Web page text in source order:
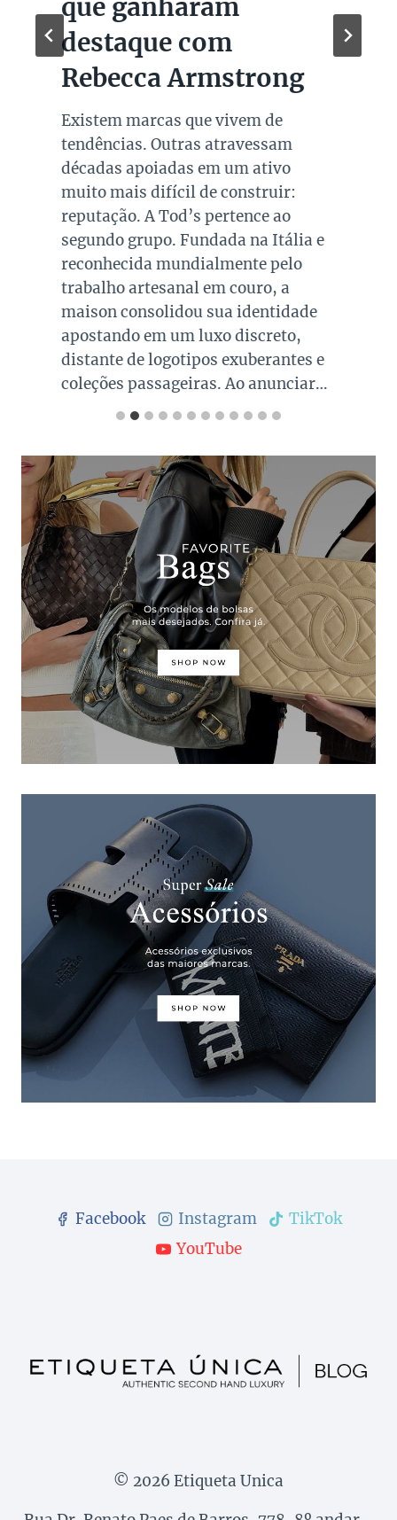
que ganharam
destaque com
Rebecca Armstrong
Existem marcas que vivem de
tendências. Outras atravessam
décadas apoiadas em um ativo
muito mais difícil de construir:
reputação. A Tod’s pertence ao
segundo grupo. Fundada na Itália e
reconhecida mundialmente pelo
trabalho artesanal em couro, a
maison consolidou sua identidade
apostando em um luxo discreto,
distante de logotipos exuberantes e
coleções passageiras. Ao anunciar…
Facebook Instagram
TikTok
YouTube
© 2026 Etiqueta Unica